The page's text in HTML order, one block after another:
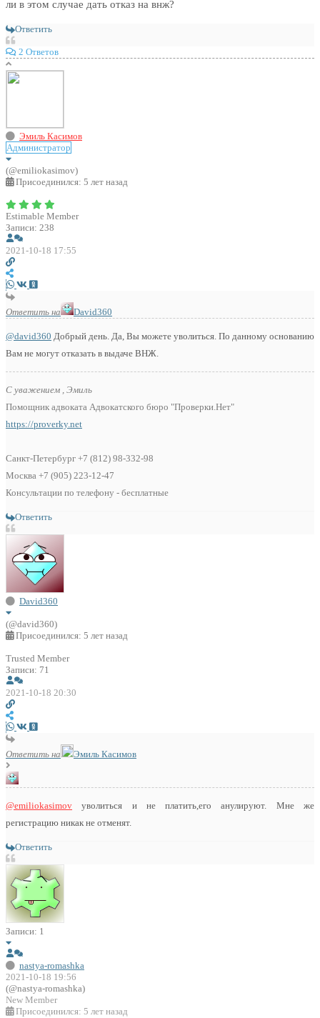
ли в этом случае дать отказ на внж?
Ответить
2 Ответов
Эмиль Касимов
Администратор
(@emiliokasimov)
Присоединился: 5 лет назад
Estimable Member
Записи: 238
2021-10-18 17:55
Ответить на David360
@david360 Добрый день. Да, Вы можете уволиться. По данному основанию
Вам не могут отказать в выдаче ВНЖ.
С уважением , Эмиль
Помощник адвоката Адвокатского бюро "Проверки.Нет"
https://proverky.net
Санкт-Петербург +7 (812) 98-332-98
Москва +7 (905) 223-12-47
Консультации по телефону - бесплатные
Ответить
David360
(@david360)
Присоединился: 5 лет назад
Trusted Member
Записи: 71
2021-10-18 20:30
Ответить на Эмиль Касимов
@emiliokasimov уволиться и не платить,его анулируют. Мне же
регистрацию никак не отменят.
Ответить
Записи: 1
nastya-romashka
2021-10-18 19:56
(@nastya-romashka)
New Member
Присоединился: 5 лет назад